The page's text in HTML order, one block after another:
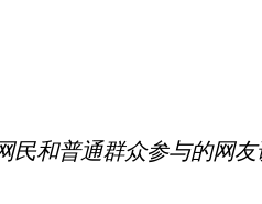
民和普通群众参与的网